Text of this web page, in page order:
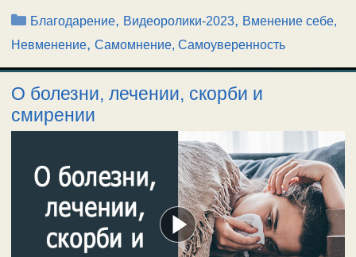
Рубрики
Благодарение, Видеоролики-2023, Вменение себе,
Невменение, Самомнение, Самоуверенность
О болезни, лечении, скорби и
смирении